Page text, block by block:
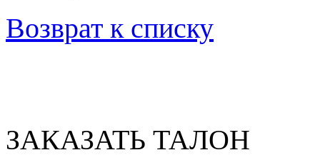
Возврат к списку
ЗАКАЗАТЬ ТАЛОН